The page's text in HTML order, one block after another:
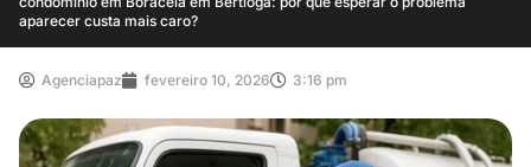
aparecer custa mais caro?
Agenciapaz fevereiro 10, 2026 3:16 pm